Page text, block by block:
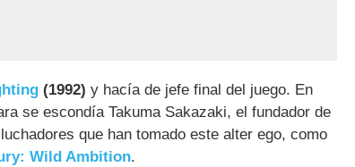
(1992) y hacía de jefe final del juego. En
se escondía Takuma Sakazaki, el fundador de
que han tomado este alter ego, como
Wild Ambition.